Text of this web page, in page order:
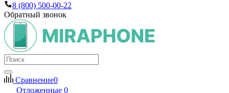
8 (800) 500-00-22
Обратный звонок
Сравнение0
Отложенные 0